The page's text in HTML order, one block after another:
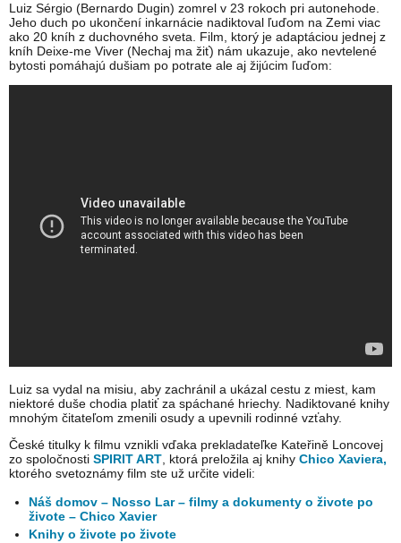
Luiz Sérgio (Bernardo Dugin) zomrel v 23 rokoch pri autonehode.
Jeho duch po ukončení inkarnácie nadiktoval ľuďom na Zemi viac
ako 20 kníh z duchovného sveta. Film, ktorý je adaptáciou jednej z
kníh Deixe-me Viver (Nechaj ma žiť) nám ukazuje, ako nevtelené
bytosti pomáhajú dušiam po potrate ale aj žijúcim ľuďom:
Luiz sa vydal na misiu, aby zachránil a ukázal cestu z miest, kam
niektoré duše chodia platiť za spáchané hriechy. Nadiktované knihy
mnohým čitateľom zmenili osudy a upevnili rodinné vzťahy.
České titulky k filmu vznikli vďaka prekladateľke Kateřině Loncovej
zo spoločnosti SPIRIT ART , ktorá preložila aj knihy Chico Xaviera,
ktorého svetoznámy film ste už určite videli:
Náš domov – Nosso Lar – filmy a dokumenty o živote po
živote – Chico Xavier
Knihy o živote po živote